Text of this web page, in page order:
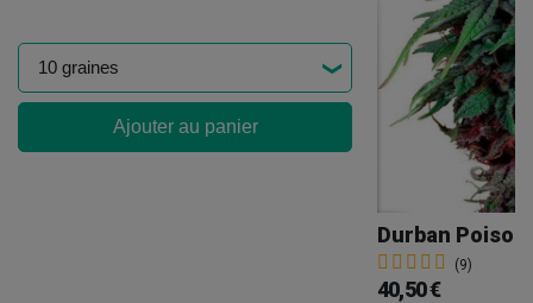
Ajouter au panier
Durban
(9)
40,50 €